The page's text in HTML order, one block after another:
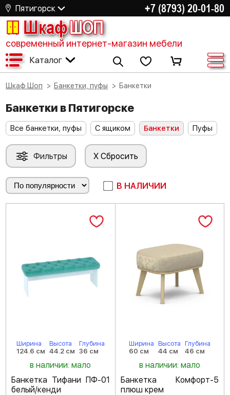
Пятигорск +7 (8793) 20-01-80
ШкафШОП
современный интернет-магазин мебели
Каталог
Шкаф Шоп Банкетки, пуфы Банкетки
Банкетки в Пятигорске
Все банкетки, пуфы С ящиком Банкетки Пуфы
Фильтры X Сбросить
В НАЛИЧИИ
Ширина
124.6 см
Высота
44.2 см
Глубина
36 см
в наличии: мало
Банкетка Тифани ПФ-01
белый/кенди
Ширина
60 см
Высота
44 см
Глубина
46 см
в наличии: мало
Банкетка Комфорт-5
плюш крем